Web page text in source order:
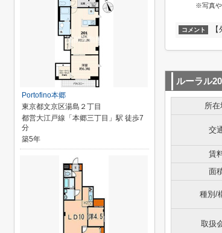
※写真や
コメント
ルーラル
所在
交
賃
面
種別/
取扱
Portofino本郷
東京都文京区湯島２丁目
都営大江戸線「本郷三丁目」駅 徒歩7
分
築5年